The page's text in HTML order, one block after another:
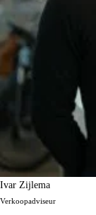
Ivar Zijlema
Verkoopadviseur